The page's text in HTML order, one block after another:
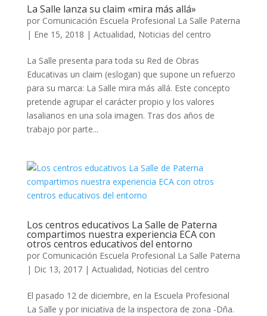
La Salle lanza su claim «mira más allá»
por Comunicación Escuela Profesional La Salle Paterna
| Ene 15, 2018 | Actualidad, Noticias del centro
La Salle presenta para toda su Red de Obras
Educativas un claim (eslogan) que supone un refuerzo
para su marca: La Salle mira más allá. Este concepto
pretende agrupar el carácter propio y los valores
lasalianos en una sola imagen. Tras dos años de
trabajo por parte...
Los centros educativos La Salle de Paterna
compartimos nuestra experiencia ECA con
otros centros educativos del entorno
por Comunicación Escuela Profesional La Salle Paterna
| Dic 13, 2017| Actualidad, Noticias del centro
El pasado 12 de diciembre, en la Escuela Profesional
La Salle y por iniciativa de la inspectora de zona -Dña.